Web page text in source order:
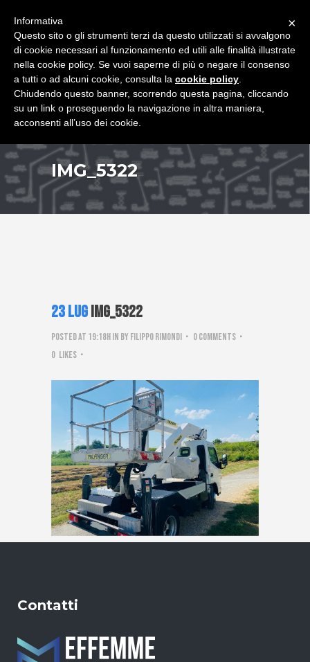
IMG_5322
23 LugIMG_5322
Posted at 19:18hin by Filippo Rimondi
0 Comments
0 Likes
Contatti
×
Informativa
Questo sito o gli strumenti terzi da questo utilizzati si avvalgono
di cookie necessari al funzionamento ed utili alle finalità illustrate
nella cookie policy. Se vuoi saperne di più o negare il consenso
a tutti o ad alcuni cookie, consulta la cookie policy
Chiudendo questo banner, scorrendo questa pagina, cliccando
su un link o proseguendo la navigazione in altra maniera,
acconsenti all’uso dei cookie.